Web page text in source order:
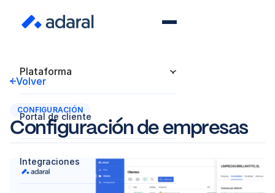
Plataforma
Portal de cliente
Integraciones
Volver
Configuración de empresas
CONFIGURACIÓN